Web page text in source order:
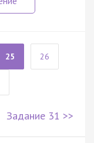
25 26
Задание 31 >>